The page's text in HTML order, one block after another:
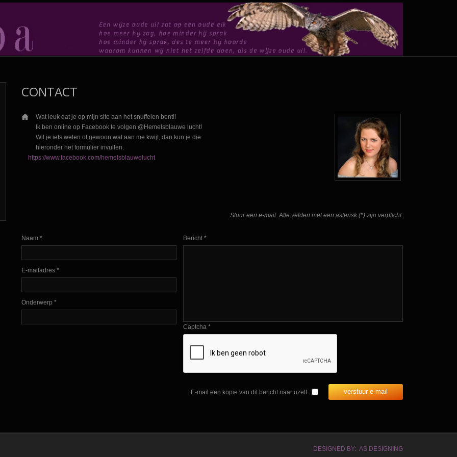
CONTACT
Wat leuk dat je op mijn site aan het snuffelen bent!!
Ik ben online op Facebook te volgen @Hemelsblauwe lucht!
Wil je iets weten of gewoon wat aan me kwijt, dan kun je die
hieronder het formulier invullen.
https://www.facebook.com/hemelsblauwelucht
Stuur een e-mail. Alle velden met een asterisk (*) zijn verplicht.
Naam *
E-mailadres *
Onderwerp *
Bericht *
Captcha *
verstuur e-mail
E-mail een kopie van dit bericht naar uzelf
DESIGNED BY: AS DESIGNING